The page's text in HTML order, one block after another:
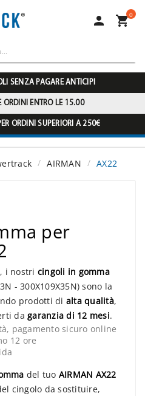
 0
SENZA PAGARE ANTICIPI
ORDINI ENTRO LE 15.00
ORDINI SUPERIORI A 250€
AIRMAN AX22
per
i nostri cingoli in gomma
- 300X109X35N) sono la
prodotti di alta qualità,
da garanzia di 12 mesi.
pagamento sicuro online
12 ore
del tuo AIRMAN AX22
cingolo da sostituire,